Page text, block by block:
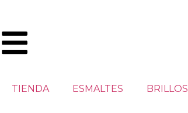
TIENDA ESMALTES BRILLOS